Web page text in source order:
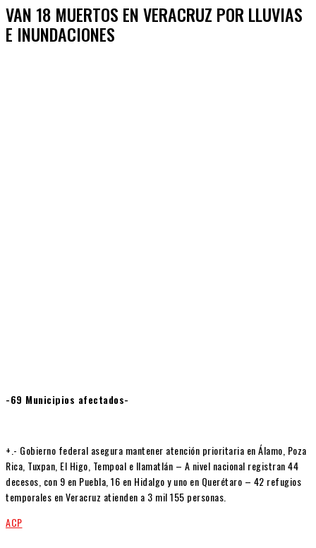
VAN 18 MUERTOS EN VERACRUZ POR LLUVIAS
E INUNDACIONES
-69 Municipios afectados-
+.- Gobierno federal asegura mantener atención prioritaria en Álamo, Poza
Rica, Tuxpan, El Higo, Tempoal e Ilamatlán – A nivel nacional registran 44
decesos, con 9 en Puebla, 16 en Hidalgo y uno en Querétaro – 42 refugios
temporales en Veracruz atienden a 3 mil 155 personas.
ACP